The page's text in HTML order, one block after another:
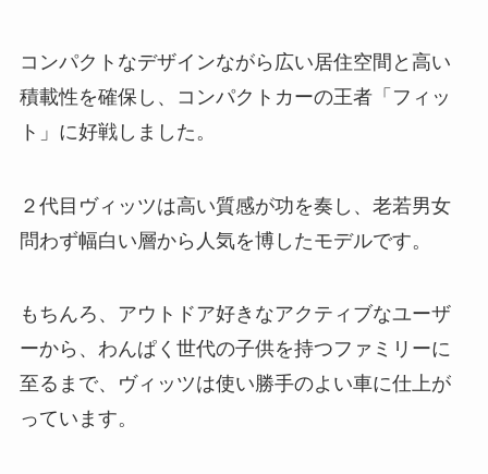
コンパクトなデザインながら広い居住空間と高い
積載性を確保し、コンパクトカーの王者「フィッ
ト」に好戦しました。
２代目ヴィッツは高い質感が功を奏し、老若男女
問わず幅白い層から人気を博したモデルです。
もちんろ、アウトドア好きなアクティブなユーザ
ーから、わんぱく世代の子供を持つファミリーに
至るまで、ヴィッツは使い勝手のよい車に仕上が
っています。